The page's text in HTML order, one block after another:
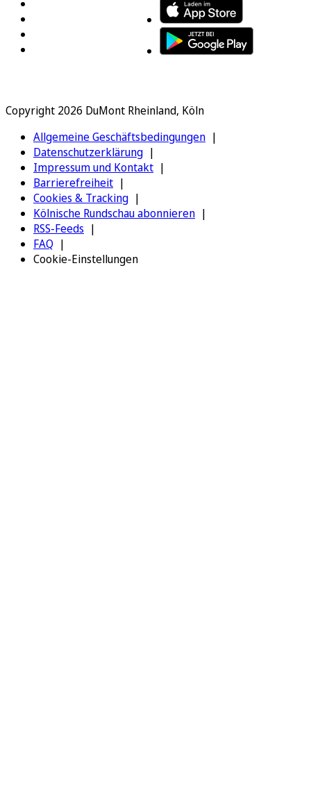
Copyright 2026 DuMont Rheinland, Köln
Allgemeine Geschäftsbedingungen
Datenschutzerklärung
Impressum und Kontakt
Barrierefreiheit
Cookies & Tracking
Kölnische Rundschau abonnieren
RSS-Feeds
FAQ
Cookie-Einstellungen